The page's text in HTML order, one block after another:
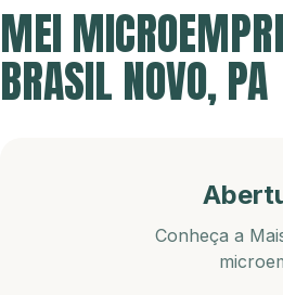
MEI
BRASIL NOVO, PA
Conheça a